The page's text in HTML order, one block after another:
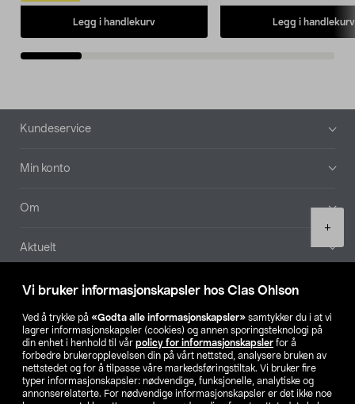
Vi bruker informasjonskapsler hos Clas Ohlson
Ved å trykke på «Godta alle informasjonskapsler» samtykker du i at vi
lagrer informasjonskapsler (cookies) og annen sporingsteknologi på
din enhet i henhold til vår policy for informasjonskapsler for å
forbedre brukeropplevelsen din på vårt nettsted, analysere bruken av
nettstedet og for å tilpasse våre markedsføringstiltak. Vi bruker fire
typer informasjonskapsler: nødvendige, funksjonelle, analytiske og
annonserelaterte. For nødvendige informasjonskapsler er det ikke noe
+
Legg i handlekurv Legg i handlekurv
Bunntekst
Kundeservice
Min konto
Om
Aktuelt
Våre selskaper
Finn din butikk
SE NO FI